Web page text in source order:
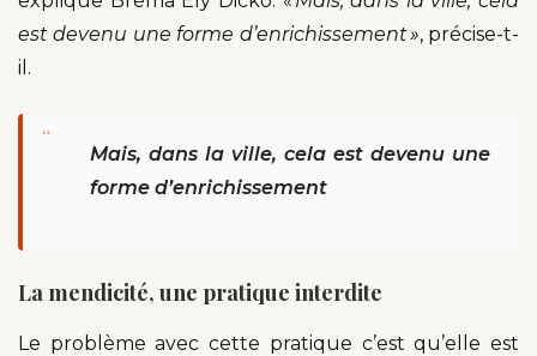
est devenu une forme d’enrichissement », précise-t-
il.
“
Mais, dans la ville, cela est devenu une
forme d’enrichissement
La mendicité, une pratique interdite
Le problème avec cette pratique c’est qu’elle est